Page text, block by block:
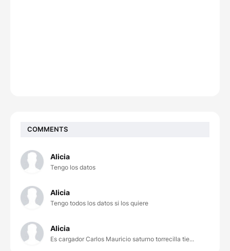
COMMENTS
Alicia
Tengo los datos
Alicia
Tengo todos los datos si los quiere
Alicia
Es cargador Carlos Mauricio saturno torrecilla tie...